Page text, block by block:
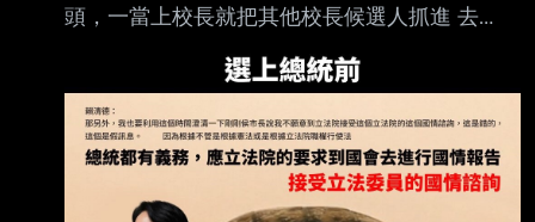
頭，一當上校長就把其他校長候選人抓進 去
關，然後餵全校老師學生喝毒油，校務會議通過
的規定，他想執行就執行，不想執行就 不副
署，我們學校校長這樣子亂搞，不怕下次換校長
出大事嗎？有沒有八卦？ -- 美國校長說萊爾校
長想搞獨立，叫萊爾校長惦惦欸，還說萊爾校園
偷了美國學校的晶片生 意